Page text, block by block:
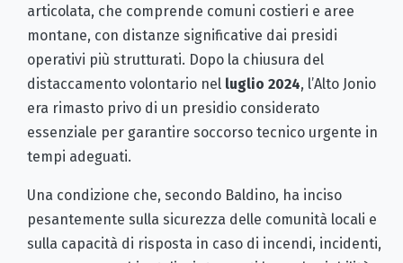
articolata, che comprende comuni costieri e aree
montane, con distanze significative dai presidi
operativi più strutturati. Dopo la chiusura del
distaccamento volontario nel luglio 2024, l’Alto Jonio
era rimasto privo di un presidio considerato
essenziale per garantire soccorso tecnico urgente in
tempi adeguati.
Una condizione che, secondo Baldino, ha inciso
pesantemente sulla sicurezza delle comunità locali e
sulla capacità di risposta in caso di incendi, incidenti,